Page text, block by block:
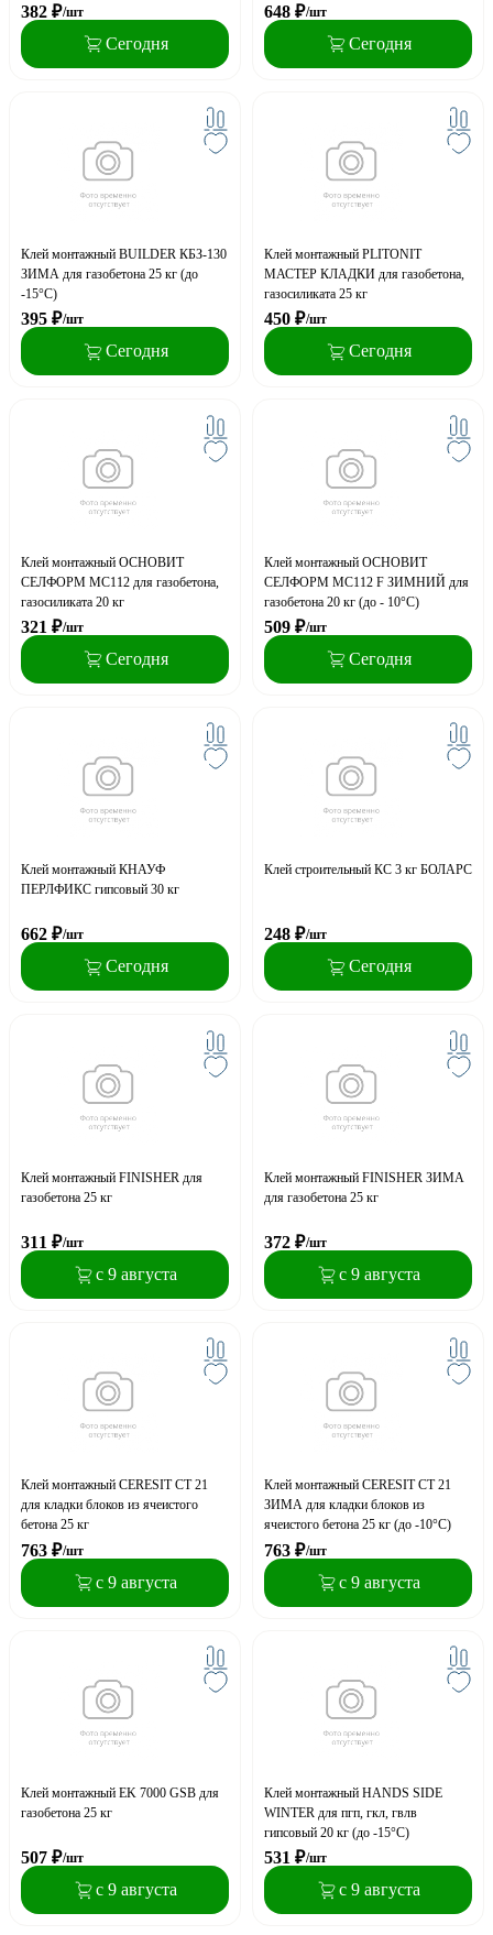
382 ₽/шт
Сегодня
648 ₽/шт
Сегодня
Клей монтажный BUILDER КБЗ-130
ЗИМА для газобетона 25 кг (до
-15°С)
395 ₽/шт
Сегодня
Клей монтажный PLITONIT
МАСТЕР КЛАДКИ для газобетона,
газосиликата 25 кг
450 ₽/шт
Сегодня
Клей монтажный ОСНОВИТ
СЕЛФОРМ MC112 для газобетона,
газосиликата 20 кг
321 ₽/шт
Сегодня
Клей монтажный ОСНОВИТ
СЕЛФОРМ MC112 F ЗИМНИЙ для
газобетона 20 кг (до - 10°С)
509 ₽/шт
Сегодня
Клей монтажный КНАУФ
ПЕРЛФИКС гипсовый 30 кг
662 ₽/шт
Сегодня
Клей строительный КС 3 кг БОЛАРС
248 ₽/шт
Сегодня
Клей монтажный FINISHER для
газобетона 25 кг
311 ₽/шт
с 9 августа
Клей монтажный FINISHER ЗИМА
для газобетона 25 кг
372 ₽/шт
с 9 августа
Клей монтажный CERESIT СТ 21
для кладки блоков из ячеистого
бетона 25 кг
763 ₽/шт
с 9 августа
Клей монтажный CERESIT СТ 21
ЗИМА для кладки блоков из
ячеистого бетона 25 кг (до -10°С)
763 ₽/шт
с 9 августа
Клей монтажный EK 7000 GSB для
газобетона 25 кг
507 ₽/шт
с 9 августа
Клей монтажный HANDS SIDE
WINTER для пгп, гкл, гвлв
гипсовый 20 кг (до -15°С)
531 ₽/шт
с 9 августа